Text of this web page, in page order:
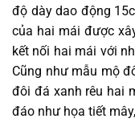
độ dày dao động
của hai mái được
kết nối hai mái với
Cũng như mẫu mộ
đôi đá xanh rêu hai
đáo như họa tiết